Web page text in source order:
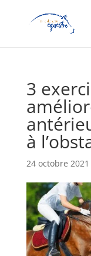
3
à
24 octobre 2021